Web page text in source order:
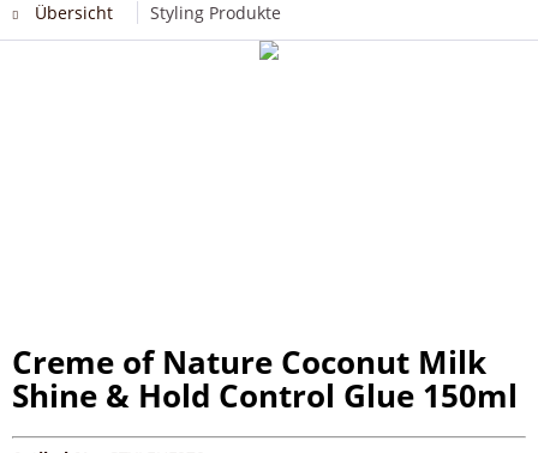
Übersicht Styling Produkte
Creme of Nature Coconut Milk
Shine & Hold Control Glue 150ml